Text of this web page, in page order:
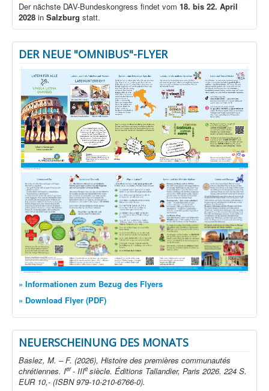
Der nächste DAV-Bundeskongress findet vom 18. bis 22. April
2028 in Salzburg statt.
DER NEUE "OMNIBUS"-FLYER
» Informationen zum Bezug des Flyers
» Download Flyer (PDF)
NEUERSCHEINUNG DES MONATS
Baslez, M. – F. (2026), Histoire des premières communautés
chrétiennes. Ier- IIIe siècle. Éditions Tallandier, Paris 2026. 224 S.
EUR 10,- (ISBN 979-10-210-6766-0).